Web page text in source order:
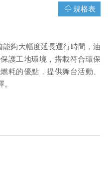
規格表
夠大幅度延長運行時間，油
護工地環境，搭載符合環保
耗的優點，提供舞台活動、